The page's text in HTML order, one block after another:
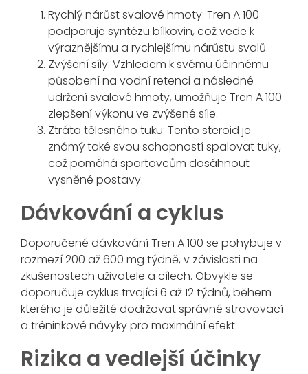
Rychlý nárůst svalové hmoty: Tren A 100
podporuje syntézu bílkovin, což vede k
výraznějšímu a rychlejšímu nárůstu svalů.
Zvýšení síly: Vzhledem k svému účinnému
působení na vodní retenci a následné
udržení svalové hmoty, umožňuje Tren A 100
zlepšení výkonu ve zvýšené síle.
Ztráta tělesného tuku: Tento steroid je
známý také svou schopností spalovat tuky,
což pomáhá sportovcům dosáhnout
vysněné postavy.
Dávkování a cyklus
Doporučené dávkování Tren A 100 se pohybuje v
rozmezí 200 až 600 mg týdně, v závislosti na
zkušenostech uživatele a cílech. Obvykle se
doporučuje cyklus trvající 6 až 12 týdnů, během
kterého je důležité dodržovat správné stravovací
a tréninkové návyky pro maximální efekt.
Rizika a vedlejší účinky